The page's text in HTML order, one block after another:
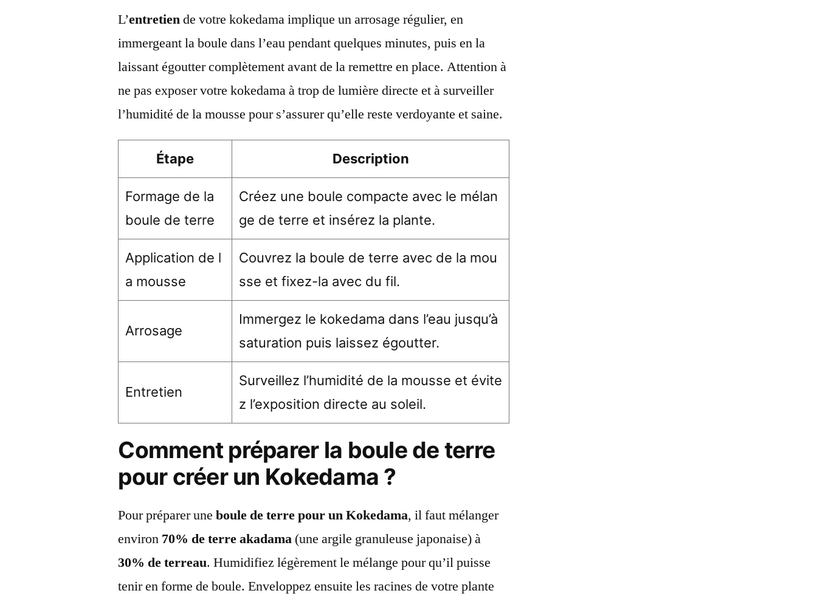
L’entretiende votre kokedama implique un arrosage régulier, en
immergeant la boule dans l’eau pendant quelques minutes, puis en la
laissant égoutter complètement avant de la remettre en place. Attention à
ne pas exposer votre kokedama à trop de lumière directe et à surveiller
l’humidité de la mousse pour s’assurer qu’elle reste verdoyante et saine.
Étape Description
Formage de la
boule de terre
Créez une boule compacte avec le mélan
ge de terre et insérez la plante.
Application de l
a mousse
Couvrez la boule de terre avec de la mou
sse et fixez-la avec du fil.
Arrosage
Immergez le kokedama dans l’eau jusqu’à
saturation puis laissez égoutter.
Entretien
Surveillez l’humidité de la mousse et évite
z l’exposition directe au soleil.
Comment préparer la boule de terre
pour créer un Kokedama ?
Pour préparer uneboule de terre pour un Kokedama, il faut mélanger
environ 70% de terre akadama (une argile granuleuse japonaise) à
30% de terreau. Humidifiez légèrement le mélange pour qu’il puisse
tenir en forme de boule. Enveloppez ensuite les racines de votre plante